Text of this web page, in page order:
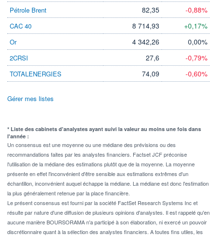
Pétrole Brent 82,35 -0,88%
CAC 40 8 714,93 +0,17%
Or 4 342,26 0,00%
2CRSI 27,6 -0,79%
TOTALENERGIES 74,09 -0,60%
Gérer mes listes
* Liste des cabinets d'analystes ayant suivi la valeur au moins une fois dans
l'année :
Un consensus est une moyenne ou une médiane des prévisions ou des
recommandations faites par les analystes financiers. Factset JCF préconise
l'utilisation de la médiane des estimations plutôt que de la moyenne. La moyenne
présente en effet l'inconvénient d'être sensible aux estimations extrêmes d'un
échantillon, inconvénient auquel échappe la médiane. La médiane est donc l'estimation
la plus généralement retenue par la place financière.
Le présent consensus est fourni par la société FactSet Research Systems Inc et
résulte par nature d'une diffusion de plusieurs opinions d'analystes. Il est rappelé qu'en
aucune manière BOURSORAMA n'a participé à son élaboration, ni exercé un pouvoir
discrétionnaire quant à la sélection des analystes financiers. A toutes fins utiles, les